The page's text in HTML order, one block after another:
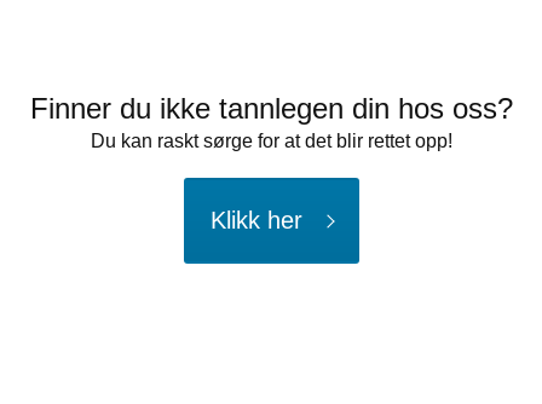
Finner du ikke tannlegen din hos oss?
Du kan raskt sørge for at det blir rettet opp!
Klikk her